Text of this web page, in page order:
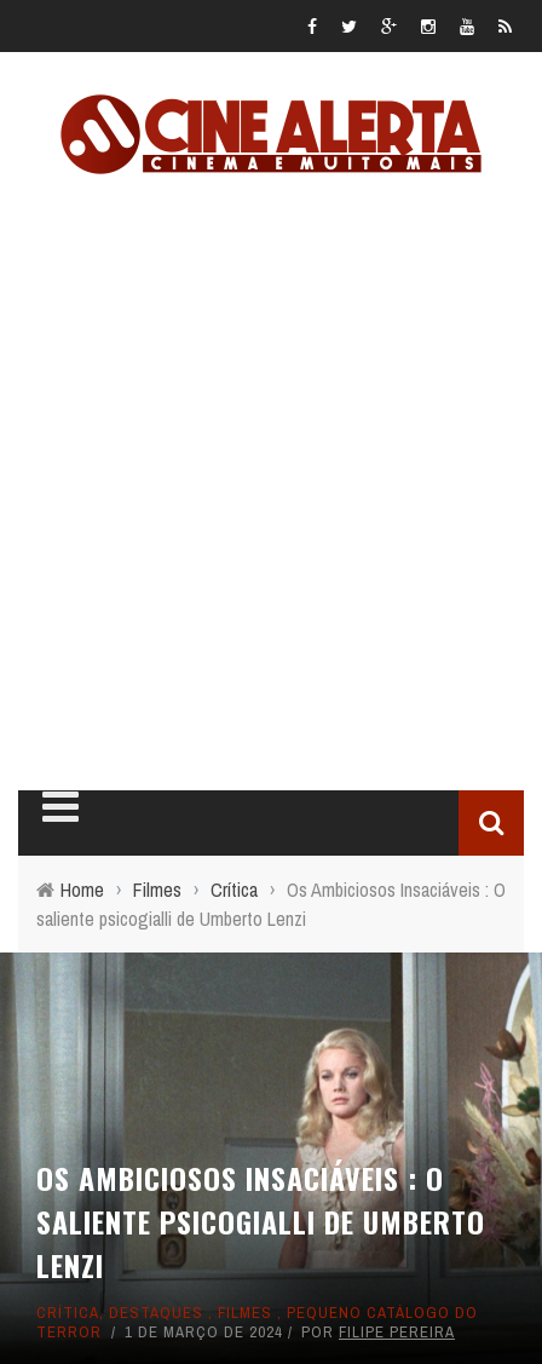
Home › Filmes › Crítica › Os Ambiciosos Insaciáveis : O
saliente psicogialli de Umberto Lenzi
OS AMBICIOSOS INSACIÁVEIS : O
SALIENTE PSICOGIALLI DE UMBERTO
LENZI
CRÍTICA, DESTAQUES , FILMES , PEQUENO CATÁLOGO DO
TERROR
1 DE MARÇO DE 2024 POR FILIPE PEREIRA